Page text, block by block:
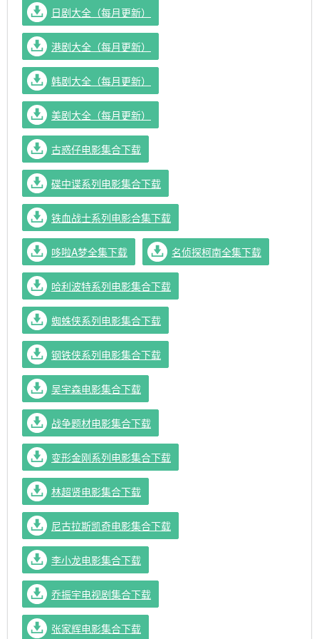
日剧大全（每月更新）
港剧大全（每月更新）
韩剧大全（每月更新）
美剧大全（每月更新）
古惑仔电影集合下载
碟中谍系列电影集合下载
铁血战士系列电影合集下载
哆啦A梦全集下载 名侦探柯南全集下载
哈利波特系列电影集合下载
蜘蛛侠系列电影集合下载
钢铁侠系列电影集合下载
吴宇森电影集合下载
战争题材电影集合下载
变形金刚系列电影集合下载
林超贤电影集合下载
尼古拉斯凯奇电影集合下载
李小龙电影集合下载
乔振宇电视剧集合下载
张家辉电影集合下载